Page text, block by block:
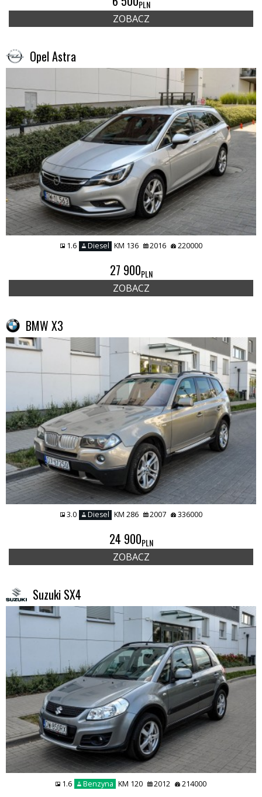
PLN
ZOBACZ
Opel Astra
1.6 Diesel KM 136 2016 220000
27 900PLN
ZOBACZ
BMW X3
3.0 Diesel KM 286 2007 336000
24 900PLN
ZOBACZ
Suzuki SX4
1.6 Benzyna KM 120 2012 214000